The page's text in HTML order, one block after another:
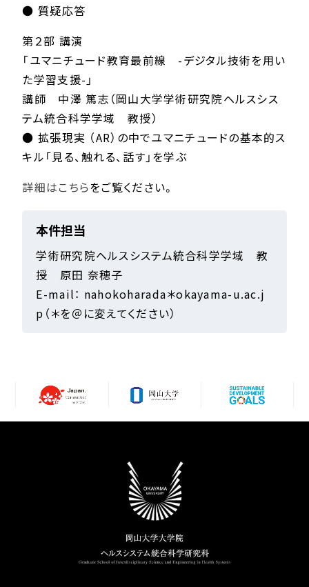
● 質疑応答
第２部 講演
「ユマニチュード教育最前線 -デジタル技術を用い
た学習支援-」
講師 中澤 篤志（岡山大学学術研究院ヘルスシス
テム統合科学学域 教授）
● 拡張現実 （AR）の中でユマニチュードの基本的ス
キル「見る、触れる、話す」を学ぶ
詳細はこちらをご覧ください。
本件担当
学術研究院ヘルスシステム統合科学学域 教
授 原田 奈穂子
E-mail： nahokoharada＊okayama-u.ac.j
p（＊を＠に変えてください）